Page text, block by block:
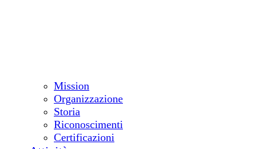
Mission
Organizzazione
Storia
Riconoscimenti
Certificazioni